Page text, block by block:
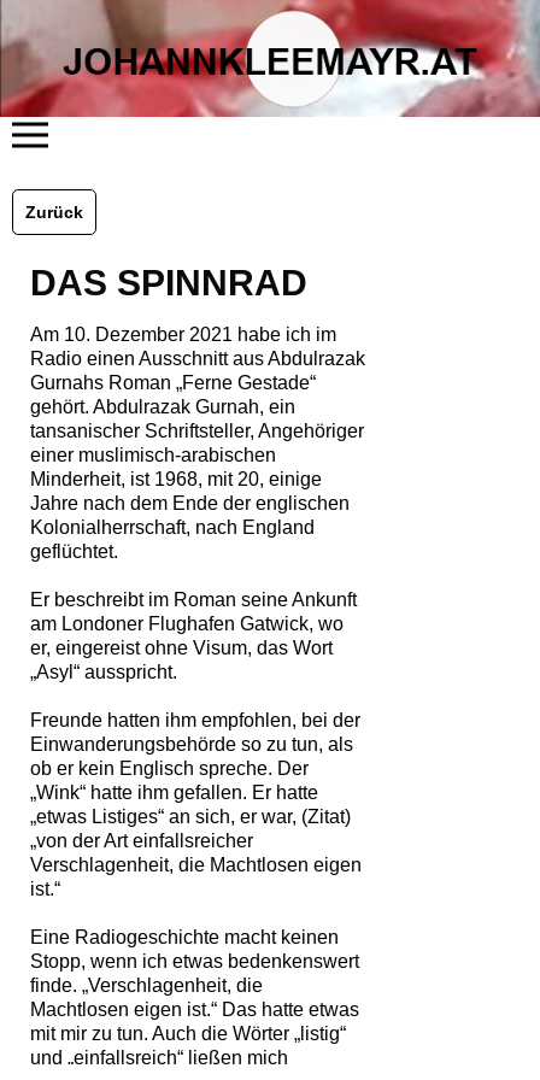
TERMINE
BLOG
Zurück
DAS SPINNRAD
Am 10. Dezember 2021 habe ich im
Radio einen Ausschnitt aus Abdulrazak
Gurnahs Roman „Ferne Gestade“
gehört. Abdulrazak Gurnah, ein
tansanischer Schriftsteller, Angehöriger
einer muslimisch-arabischen
Minderheit, ist 1968, mit 20, einige
Jahre nach dem Ende der englischen
Kolonialherrschaft, nach England
geflüchtet.
Er beschreibt im Roman seine Ankunft
am Londoner Flughafen Gatwick, wo
er, eingereist ohne Visum, das Wort
„Asyl“ ausspricht.
Freunde hatten ihm empfohlen, bei der
Einwanderungsbehörde so zu tun, als
ob er kein Englisch spreche. Der
„Wink“ hatte ihm gefallen. Er hatte
„etwas Listiges“ an sich, er war, (Zitat)
„von der Art einfallsreicher
Verschlagenheit, die Machtlosen eigen
ist.“
Eine Radiogeschichte macht keinen
Stopp, wenn ich etwas bedenkenswert
finde. „Verschlagenheit, die
Machtlosen eigen ist.“ Das hatte etwas
mit mir zu tun. Auch die Wörter „listig“
und „einfallsreich“ ließen mich